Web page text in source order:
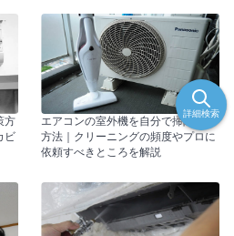
方
ビ
エアコンの室外機を自分で掃除する
方法｜クリーニングの頻度やプロに
依頼すべきところを解説
詳細検索